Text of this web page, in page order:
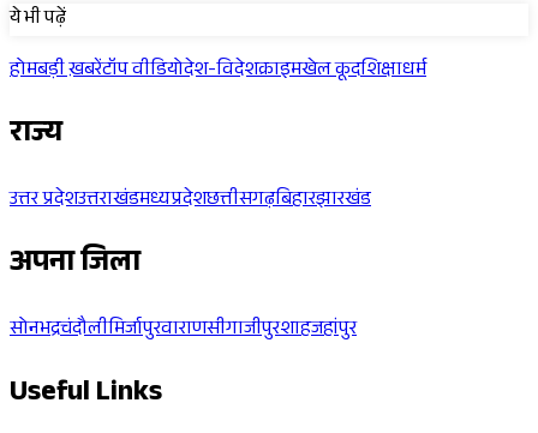
ये भी पढ़ें
होमबड़ी ख़बरेंटॉप वीडियोदेश-विदेशक्राइमखेल कूदशिक्षाधर्म
राज्य
उत्तर प्रदेशउत्तराखंडमध्यप्रदेशछत्तीसगढ़बिहारझारखंड
अपना जिला
सोनभद्रचंदौलीमिर्जापुरवाराणसीगाजीपुरशाहजहांपुर
Useful Links